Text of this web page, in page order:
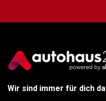
Wir sind immer für dich da